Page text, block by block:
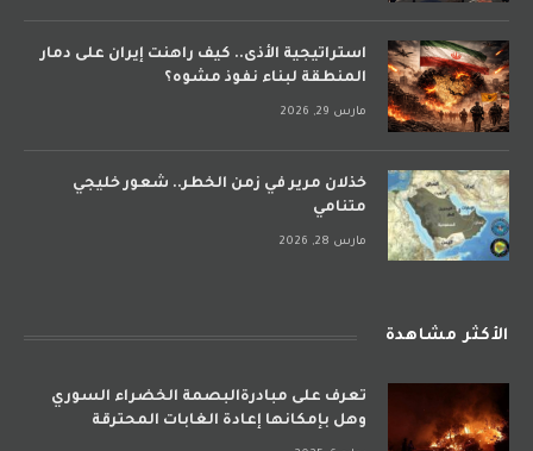
استراتيجية الأذى.. كيف راهنت إيران على دمار
المنطقة لبناء نفوذ مشوه؟
مارس 29, 2026
خذلان مرير في زمن الخطر.. شعور خليجي
متنامي
مارس 28, 2026
الأكثر مشاهدة
تعرف على مبادرةالبصمة الخضراء السوري
وهل بإمكانها إعادة الغابات المحترقة